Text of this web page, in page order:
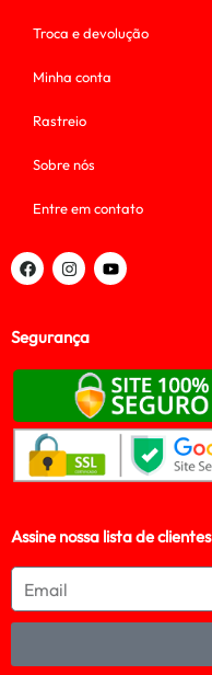
Troca e devolução
Minha conta
Rastreio
Sobre nós
Entre em contato
Segurança
Assine nossa lista de clientes